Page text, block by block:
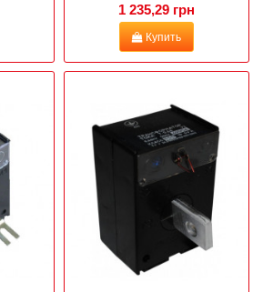
1 235,29 грн
Купить